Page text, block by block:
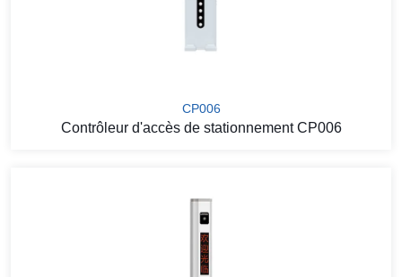
CP006
Contrôleur d'accès de stationnement CP006